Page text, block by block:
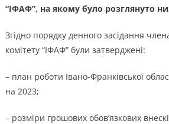
“ІФАФ”, на якому було розглянуто
Згідно порядку денного засідання
комітету “ІФАФ” були затверджені:
– план роботи Івано-Франківської
на 2023;
– розміри грошових обов’язкових